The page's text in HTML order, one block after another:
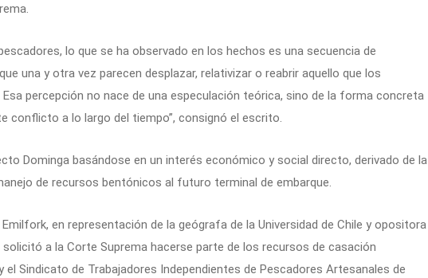
lo que se ha observado en los hechos es una secuencia de
una y otra vez parecen desplazar, relativizar o reabrir aquello que los
percepción no nace de una especulación teórica, sino de la forma concreta
conflicto a lo largo del tiempo”, consignó el escrito.
Dominga basándose en un interés económico y social directo, derivado de la
de recursos bentónicos al futuro terminal de embarque.
en representación de la geógrafa de la Universidad de Chile y opositora
a la Corte Suprema hacerse parte de los recursos de casación
Sindicato de Trabajadores Independientes de Pescadores Artesanales de